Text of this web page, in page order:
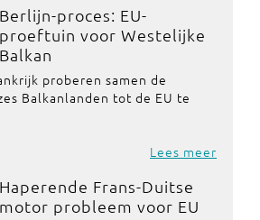
Berlijn-proces: EU-
proeftuin voor Westelijke
Balkan
proberen samen de
Balkanlanden tot de EU te
Lees meer
Haperende Frans-Duitse
motor probleem voor EU